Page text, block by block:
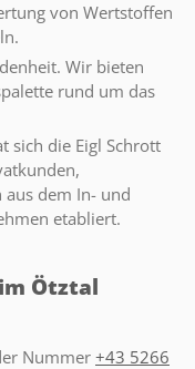
von Wertstoffen
Wir bieten
rund um das
sich die Eigl Schrott
dem In- und
etabliert.
Ötztal
Nummer +43 5266